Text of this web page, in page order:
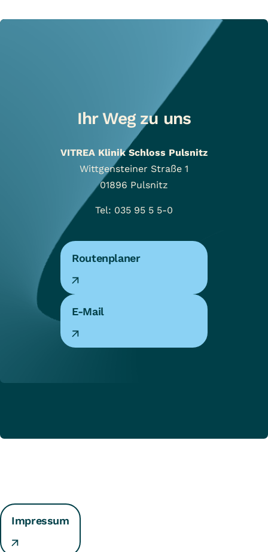
Ihr Weg zu uns
VITREA Klinik Schloss Pulsnitz
Wittgensteiner Straße 1
01896 Pulsnitz
Tel: 035 95 5 5-0
Routenplaner
E-Mail
Impressum